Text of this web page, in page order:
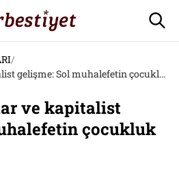
/
Akbelen, ağaçlar ve kapitalist gelişme: Sol muhalefetin çocukluk aktivizmi
ve kapitalist
çocukluk